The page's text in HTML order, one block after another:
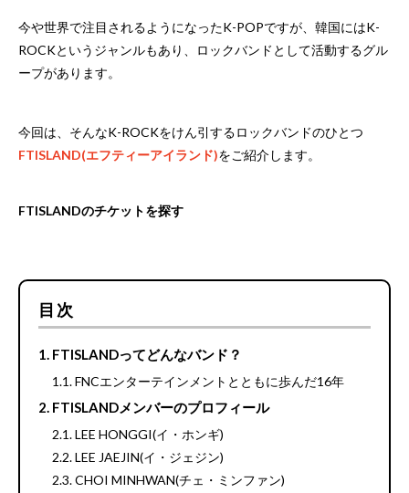
今や世界で注目されるようになったK-POPですが、韓国にはK-
ROCKというジャンルもあり、ロックバンドとして活動するグル
ープがあります。
今回は、そんなK-ROCKをけん引するロックバンドのひとつ
FTISLAND(エフティーアイランド)をご紹介します。
FTISLANDのチケットを探す
目次
FTISLANDってどんなバンド？
FNCエンターテインメントとともに歩んだ16年
FTISLANDメンバーのプロフィール
LEE HONGGI(イ・ホンギ)
LEE JAEJIN(イ・ジェジン)
CHOI MINHWAN(チェ・ミンファン)